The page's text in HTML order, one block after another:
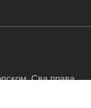
Сва права